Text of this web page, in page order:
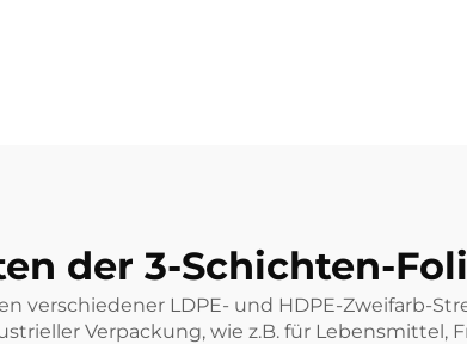
der 3-Schichten-
verschiedener LDPE- und HDPE-Zweifarb-
Verpackung, wie z.B. für Lebensmittel,